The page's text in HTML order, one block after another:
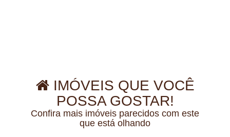
IMÓVEIS QUE VOCÊ
POSSA GOSTAR!
Confira mais imóveis parecidos com este
que está olhando